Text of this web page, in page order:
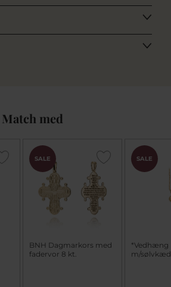
Match med
SALE
BNH Dagmarkors med
fadervor 8 kt.
SALE
*Vedhæng
m/